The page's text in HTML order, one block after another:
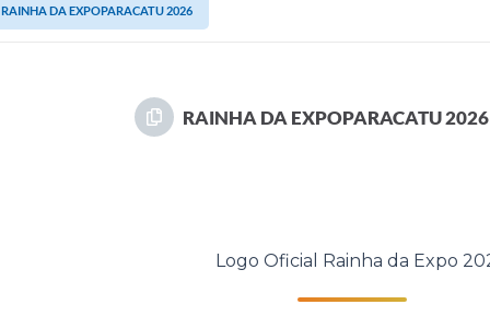
RAINHA DA EXPOPARACATU 2026
RAINHA DA EXPOPARACATU 2026